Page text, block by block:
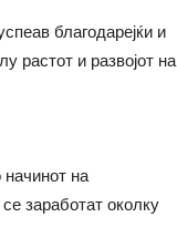
благодарејќи и
растот и развојот на
на
заработат околку